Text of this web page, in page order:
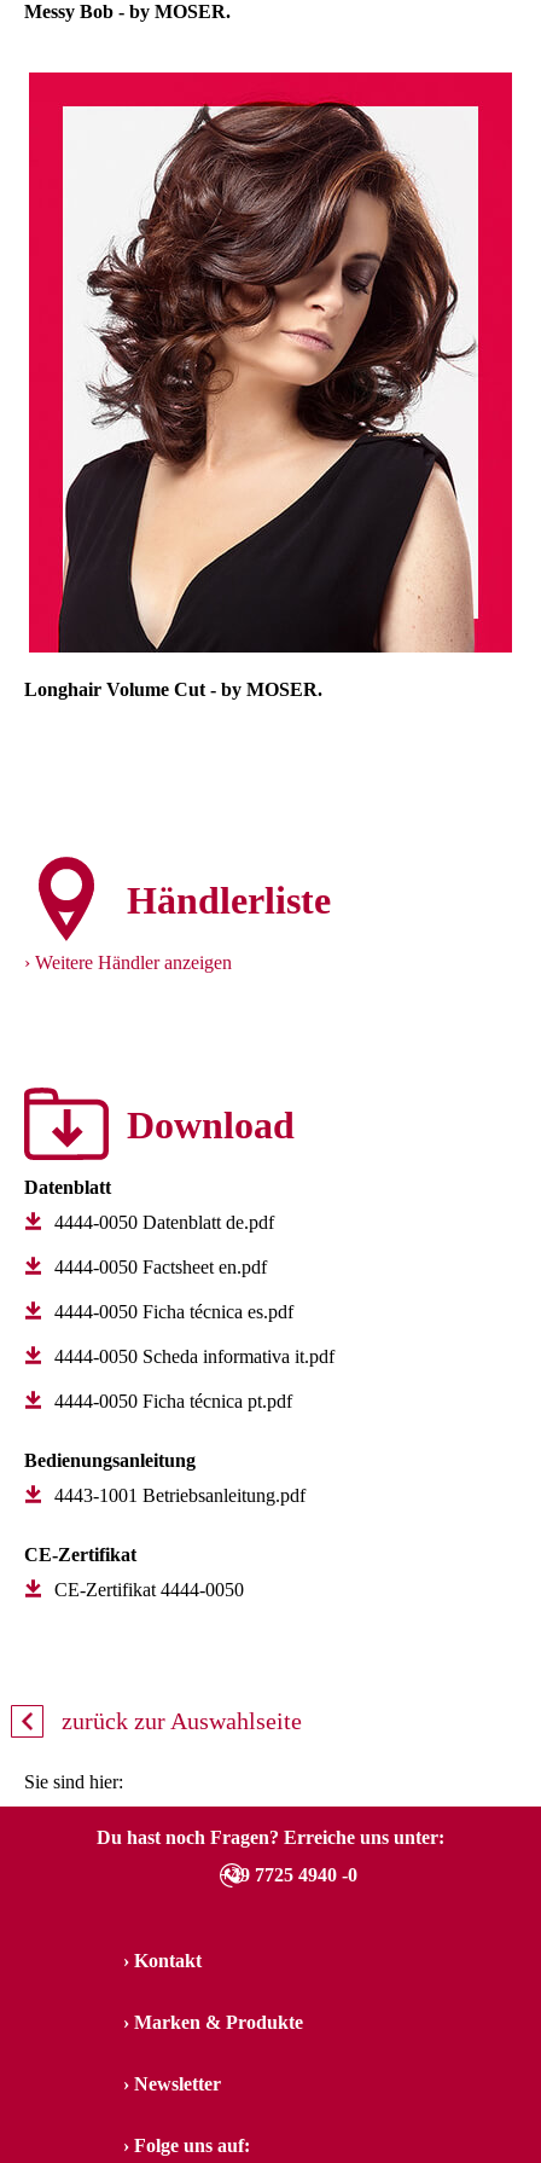
Messy Bob - by MOSER.
Longhair Volume Cut - by MOSER.
Händlerliste
Weitere Händler anzeigen
Download
Datenblatt
4444-0050 Datenblatt de.pdf
4444-0050 Factsheet en.pdf
4444-0050 Ficha técnica es.pdf
4444-0050 Scheda informativa it.pdf
4444-0050 Ficha técnica pt.pdf
Bedienungsanleitung
4443-1001 Betriebsanleitung.pdf
CE-Zertifikat
CE-Zertifikat 4444-0050
zurück zur Auswahlseite
Sie sind hier:
Du hast noch Fragen? Erreiche uns unter:
+49 7725 4940 -0
Kontakt
Marken & Produkte
Newsletter
Folge uns auf: